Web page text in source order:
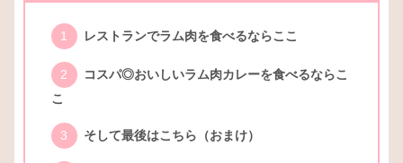
レストランでラム肉を食べるならここ
コスパ◎おいしいラム肉カレーを食べるならこ
こ
そして最後はこちら（おまけ）